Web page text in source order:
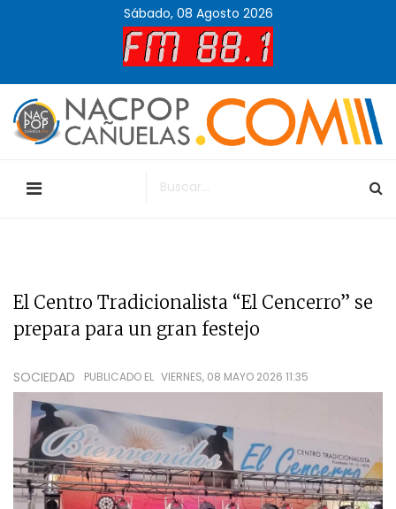
Sábado, 08 Agosto 2026
El Centro Tradicionalista “El Cencerro” se
prepara para un gran festejo
SOCIEDAD PUBLICADO EL VIERNES, 08 MAYO 2026 11:35